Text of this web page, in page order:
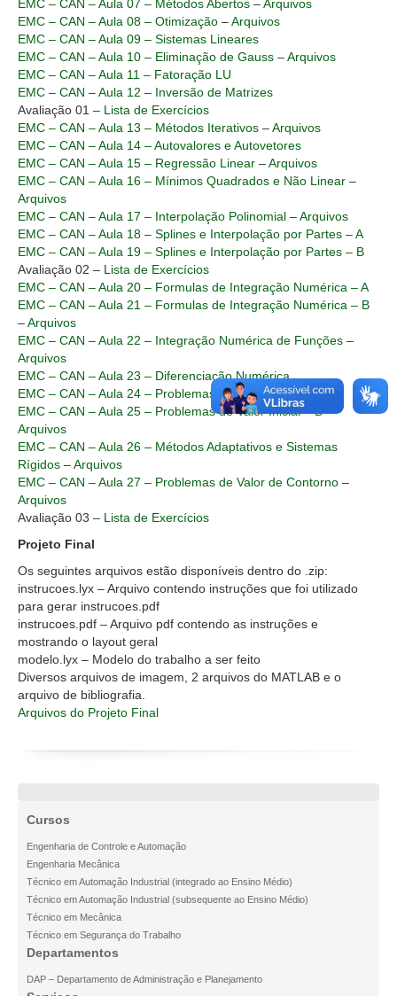
EMC – CAN – Aula 07 – Métodos Abertos –Arquivos
EMC – CAN – Aula 08 – Otimização –Arquivos
EMC – CAN – Aula 09 – Sistemas Lineares
EMC – CAN – Aula 10 – Eliminação de Gauss –Arquivos
EMC – CAN – Aula 11 – Fatoração LU
EMC – CAN – Aula 12 – Inversão de Matrizes
Avaliação 01 – Lista de Exercícios
EMC – CAN – Aula 13 – Métodos Iterativos –Arquivos
EMC – CAN – Aula 14 – Autovalores e Autovetores
EMC – CAN – Aula 15 – Regressão Linear –Arquivos
EMC – CAN – Aula 16 – Mínimos Quadrados e Não Linear –
Arquivos
EMC – CAN – Aula 17 – Interpolação Polinomial –Arquivos
EMC – CAN – Aula 18 – Splines e Interpolação por Partes – A
EMC – CAN – Aula 19 – Splines e Interpolação por Partes – B
Avaliação 02 – Lista de Exercícios
EMC – CAN – Aula 20 – Formulas de Integração Numérica – A
EMC – CAN – Aula 21 – Formulas de Integração Numérica – B
–Arquivos
EMC – CAN – Aula 22 – Integração Numérica de Funções –
Arquivos
EMC – CAN – Aula 23 – Diferenciação Numérica
EMC – CAN – Aula 24 – Problemas de Valor Inicial – A
EMC – CAN – Aula 25 – Problemas de Valor Inicial – B–
Arquivos
EMC – CAN – Aula 26 – Métodos Adaptativos e Sistemas
Rígidos –Arquivos
EMC – CAN – Aula 27 – Problemas de Valor de Contorno –
Arquivos
Avaliação 03 – Lista de Exercícios
Projeto Final
Os seguintes arquivos estão disponíveis dentro do .zip:
instrucoes.lyx – Arquivo contendo instruções que foi utilizado
para gerar instrucoes.pdf
instrucoes.pdf – Arquivo pdf contendo as instruções e
mostrando o layout geral
modelo.lyx – Modelo do trabalho a ser feito
Diversos arquivos de imagem, 2 arquivos do MATLAB e o
arquivo de bibliografia.
Arquivos do Projeto Final
Cursos
Engenharia de Controle e Automação
Engenharia Mecânica
Técnico em Automação Industrial (integrado ao Ensino Médio)
Técnico em Automação Industrial (subsequente ao Ensino Médio)
Técnico em Mecânica
Técnico em Segurança do Trabalho
Departamentos
DAP – Departamento de Administração e Planejamento